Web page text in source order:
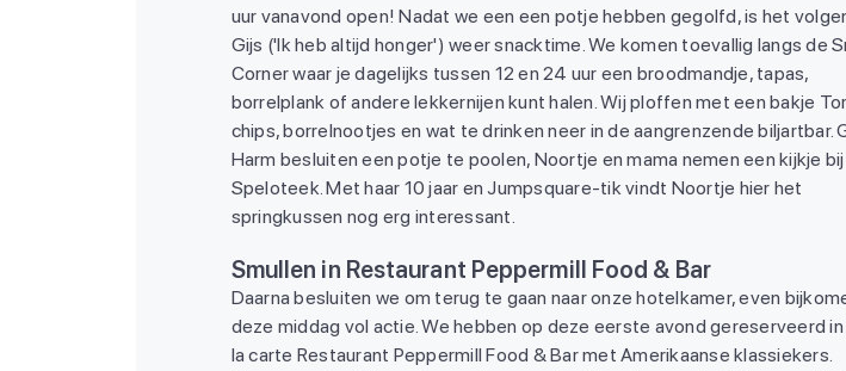
uur vanavond open! Nadat we een een potje hebben gegolfd, is het
Gijs ('Ik heb altijd honger') weer snacktime. We komen toevallig langs de
Corner waar je dagelijks tussen 12 en 24 uur een broodmandje, tapas,
borrelplank of andere lekkernijen kunt halen. Wij ploffen met een bakje
chips, borrelnootjes en wat te drinken neer in de aangrenzende biljartbar.
Harm besluiten een potje te poolen, Noortje en mama nemen een kijkje
Speloteek. Met haar 10 jaar en Jumpsquare-tik vindt Noortje hier het
springkussen nog erg interessant.
Smullen in Restaurant Peppermill Food & Bar
Daarna besluiten we om terug te gaan naar onze hotelkamer, even
deze middag vol actie. We hebben op deze eerste avond gereserveerd in
la carte Restaurant Peppermill Food & Bar met Amerikaanse klassiekers.